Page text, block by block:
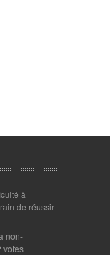
à
de réussir
non-
votes